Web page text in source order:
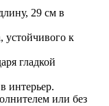
29 см в
устойчивого к
гладкой
интерьер.
или без